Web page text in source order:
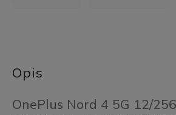
Opis
OnePlus Nord 4 5G 12/